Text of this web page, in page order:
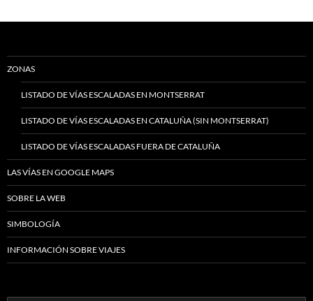
ZONAS
LISTADO DE VÍAS ESCALADAS EN MONTSERRAT
LISTADO DE VÍAS ESCALADAS EN CATALUÑA (SIN MONTSERRAT)
LISTADO DE VÍAS ESCALADAS FUERA DE CATALUÑA
LAS VÍAS EN GOOGLE MAPS
SOBRE LA WEB
SIMBOLOGÍA
INFORMACIÓN SOBRE VIAJES